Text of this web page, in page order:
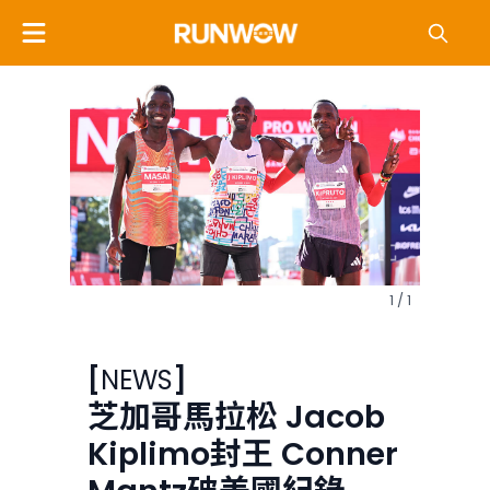
1 / 1
[NEWS]
芝加哥馬拉松 Jacob
Kiplimo封王 Conner